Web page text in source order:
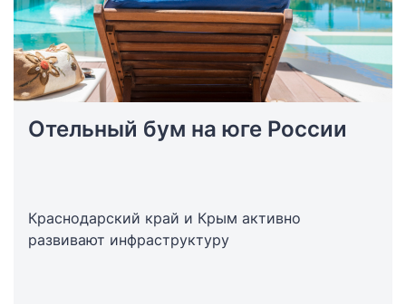
Отельный бум на юге России
Краснодарский край и Крым активно
развивают инфраструктуру